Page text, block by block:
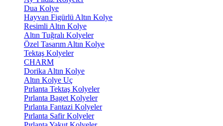
Dua Kolye
Hayvan Figürlü Altın Kolye
Resimli Altın Kolye
Altın Tuğralı Kolyeler
Özel Tasarım Altın Kolye
Tektaş Kolyeler
CHARM
Dorika Altın Kolye
Altın Kolye Uç
Pırlanta Tektaş Kolyeler
Pırlanta Baget Kolyeler
Pırlanta Fantazi Kolyeler
Pırlanta Safir Kolyeler